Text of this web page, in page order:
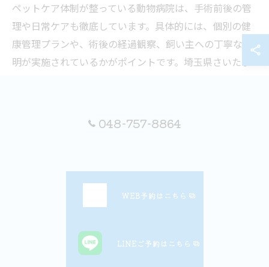
ペットケア体制が整っている動物病院は、手術前後の管
理や日常ケアも徹底しています。具体的には、個別の健
康管理プランや、術後の経過観察、飼い主への丁寧な説
明が実施されているかがポイントです。埼玉県さいたま
動物病院の入院設備や清潔さに注目する理由
入院設備の整備や院内の清潔さは、ペットの回復や感染
症予防に不可欠です。衛生管理が徹底されている動物病
す。例えば、個室や隔離室の設置、定期的な消毒作業な
048-757-8864
WEB予約はこちら
LINEご予約はこちら